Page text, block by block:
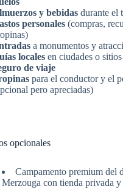
y bebidasdurante el
personales(compras,
a monumentos y
localesen ciudades o
de viaje
para el conductor y el
pero apreciadas)
opcionales
Campamento premium del
Merzouga con tienda privada